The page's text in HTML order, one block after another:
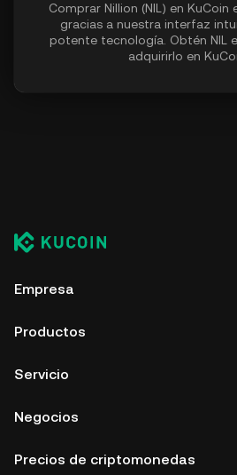
Comprar Nillion (NIL) en KuCoin
gracias a nuestra interfaz
potente tecnología. Obtén NIL
adquirirlo en
Empresa
Productos
Servicio
Negocios
Precios de criptomonedas